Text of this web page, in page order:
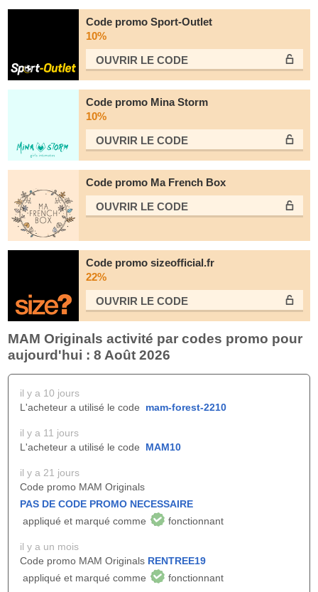
Code promo Sport-Outlet
10%
OUVRIR LE СODE
Code promo Mina Storm
10%
OUVRIR LE СODE
Code promo Ma French Box
OUVRIR LE СODE
Code promo sizeofficial.fr
22%
OUVRIR LE СODE
MAM Originals activité par codes promo pour
aujourd'hui : 8 Août 2026
il y a 10 jours
L'acheteur a utilisé le code mam-forest-2210
il y a 11 jours
L'acheteur a utilisé le code MAM10
il y a 21 jours
Code promo MAM Originals
PAS DE CODE PROMO NECESSAIRE
appliqué et marqué comme
fonctionnant
il y a un mois
Code promo MAM Originals RENTREE19
appliqué et marqué comme
fonctionnant